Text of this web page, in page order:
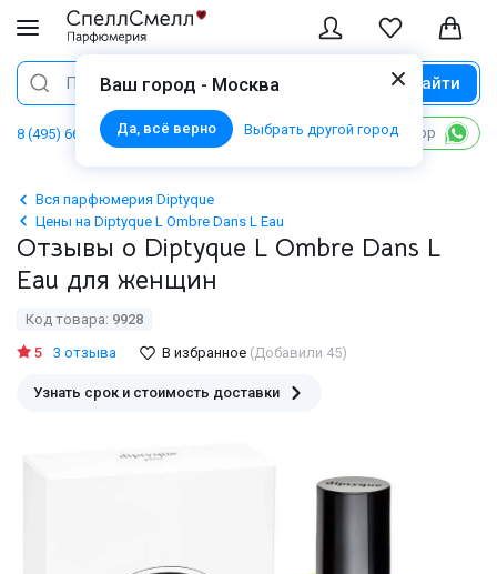
Ваш город - Москва
Да, всё верно Выбрать другой город
Поиск Найти
8 (495) 668 06 02 Написать в WhatsApp
Вся парфюмерия Diptyque
Цены на Diptyque L Ombre Dans L Eau
Отзывы о Diptyque L Ombre Dans L
Eau для женщин
Код товара: 9928
5
3 отзыва В избранное (Добавили 45)
Узнать срок и стоимость доставки